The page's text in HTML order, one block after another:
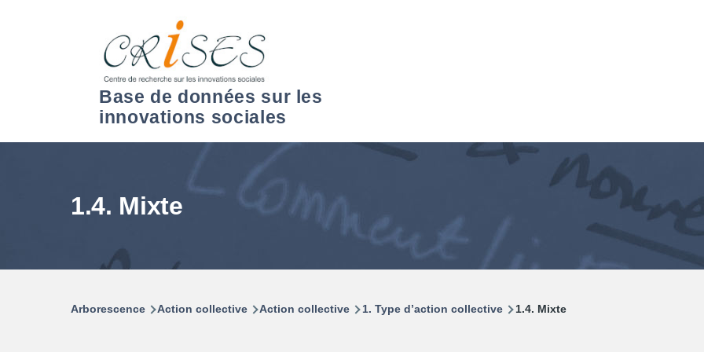
Base de données sur les
innovations sociales
1.4. Mixte
Arborescence Action collective Action collective 1. Type d’action collective 1.4. Mixte